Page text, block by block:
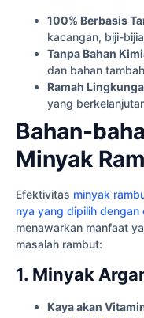
100% Berbasis
kacangan, biji-
Tanpa Bahan
dan bahan
Ramah
yang
Bahan-
Minyak
Efektivitas minyak
nya yang dipilih dengan
menawarkan manfaat
masalah rambut:
1. Minyak
Kaya akan